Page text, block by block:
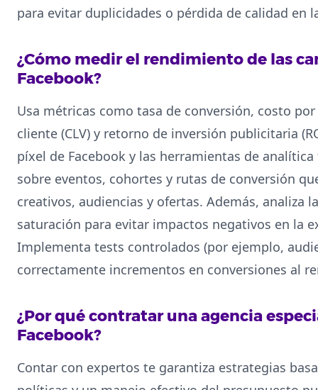
para evitar duplicidades o pérdida de calidad en
¿Cómo medir el rendimiento de las
Facebook?
Usa métricas como tasa de conversión, costo
cliente (CLV) y retorno de inversión publicitaria
píxel de Facebook y las herramientas de
sobre eventos, cohortes y rutas de conversión
creativos, audiencias y ofertas. Además, analiza
saturación para evitar impactos negativos en la
Implementa tests controlados (por ejemplo,
correctamente incrementos en conversiones al
¿Por qué contratar una agencia
Facebook?
Contar con expertos te garantiza estrategias